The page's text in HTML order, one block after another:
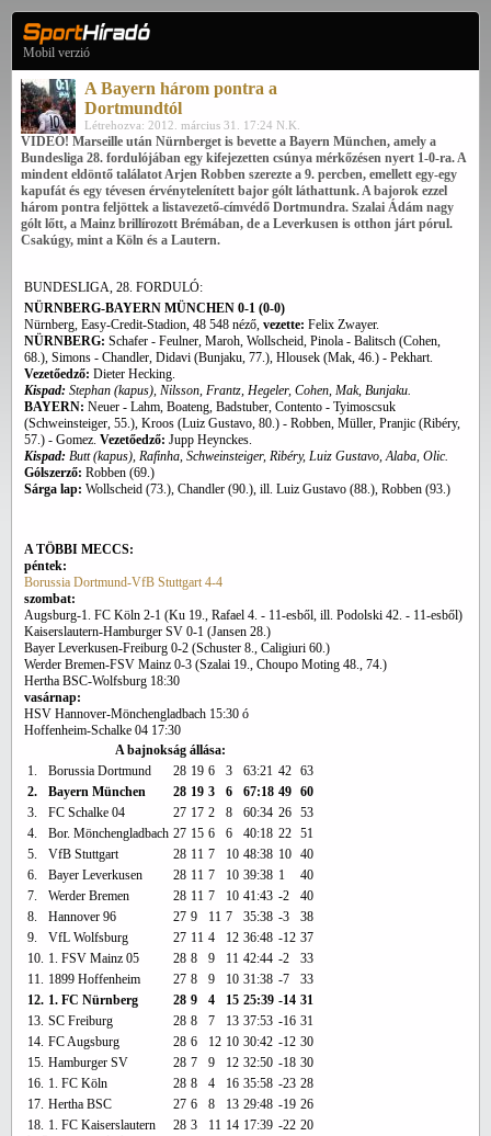
Mobil verzió
A Bayern három pontra a
Dortmundtól
Létrehozva: 2012. március 31. 17:24 N.K.
VIDEÓ! Marseille után Nürnberget is bevette a Bayern München, amely a
Bundesliga 28. fordulójában egy kifejezetten csúnya mérkőzésen nyert 1-0-ra. A
mindent eldöntő találatot Arjen Robben szerezte a 9. percben, emellett egy-egy
kapufát és egy tévesen érvénytelenített bajor gólt láthattunk. A bajorok ezzel
három pontra feljöttek a listavezető-címvédő Dortmundra. Szalai Ádám nagy
gólt lőtt, a Mainz brillírozott Brémában, de a Leverkusen is otthon járt pórul.
Csakúgy, mint a Köln és a Lautern.
BUNDESLIGA, 28. FORDULÓ:
NÜRNBERG-BAYERN MÜNCHEN 0-1 (0-0)
Nürnberg, Easy-Credit-Stadion, 48 548 néző, vezette: Felix Zwayer.
NÜRNBERG: Schafer - Feulner, Maroh, Wollscheid, Pinola - Balitsch (Cohen,
68.), Simons - Chandler, Didavi (Bunjaku, 77.), Hlousek (Mak, 46.) - Pekhart.
Vezetőedző: Dieter Hecking.
Kispad: Stephan (kapus), Nilsson, Frantz, Hegeler, Cohen, Mak, Bunjaku.
BAYERN: Neuer - Lahm, Boateng, Badstuber, Contento - Tyimoscsuk
(Schweinsteiger, 55.), Kroos (Luiz Gustavo, 80.) - Robben, Müller, Pranjic (Ribéry,
57.) - Gomez. Vezetőedző: Jupp Heynckes.
Kispad: Butt (kapus), Rafinha, Schweinsteiger, Ribéry, Luiz Gustavo, Alaba, Olic.
Gólszerző: Robben (69.)
Sárga lap: Wollscheid (73.), Chandler (90.), ill. Luiz Gustavo (88.), Robben (93.)
A TÖBBI MECCS:
péntek:
Borussia Dortmund-VfB Stuttgart 4-4
szombat:
Augsburg-1. FC Köln 2-1 (Ku 19., Rafael 4. - 11-esből, ill. Podolski 42. - 11-esből)
Kaiserslautern-Hamburger SV 0-1 (Jansen 28.)
Bayer Leverkusen-Freiburg 0-2 (Schuster 8., Caligiuri 60.)
Werder Bremen-FSV Mainz 0-3 (Szalai 19., Choupo Moting 48., 74.)
Hertha BSC-Wolfsburg 18:30
vasárnap:
HSV Hannover-Mönchengladbach 15:30 ó
Hoffenheim-Schalke 04 17:30
A bajnokság állása:
1.
Borussia Dortmund 28 19 6 3 63:21 42 63
2.
Bayern München 28 19 3 6 67:18 49 60
3.
FC Schalke 04 27 17 2 8 60:34 26 53
4.
Bor. Mönchengladbach 27 15 6 6 40:18 22 51
5.
VfB Stuttgart 28 11 7 10 48:38 10 40
6.
Bayer Leverkusen 28 11 7 10 39:38 1
40
7.
Werder Bremen 28 11 7 10 41:43 -2
40
8.
Hannover 96 27 9 11 7 35:38 -3
38
9.
VfL Wolfsburg 27 11 4 12 36:48 -12 37
10. 1. FSV Mainz 05 28 8 9 11 42:44 -2
33
11. 1899 Hoffenheim 27 8 9 10 31:38 -7
33
12. 1. FC Nürnberg 28 9 4 15 25:39 -14 31
13. SC Freiburg 28 8 7 13 37:53 -16 31
14. FC Augsburg 28 6 12 10 30:42 -12 30
15. Hamburger SV 28 7 9 12 32:50 -18 30
16. 1. FC Köln 28 8 4 16 35:58 -23 28
17. Hertha BSC 27 6 8 13 29:48 -19 26
18. 1. FC Kaiserslautern 28 3 11 14 17:39 -22 20